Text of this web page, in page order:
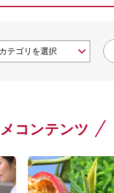
コンテンツ